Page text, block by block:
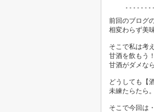
前回のブログ
相変わらず美
そこで私は考
甘酒を飲もう！
甘酒がダメな
どうしても【
未練たらたら。
そこで今回は